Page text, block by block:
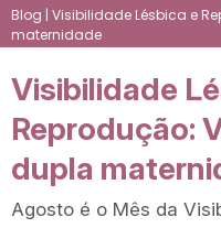
Blog | Visibilidade Lésbica e
maternidade
Visibilidade
Reprodução:
dupla
Agosto é o Mês da